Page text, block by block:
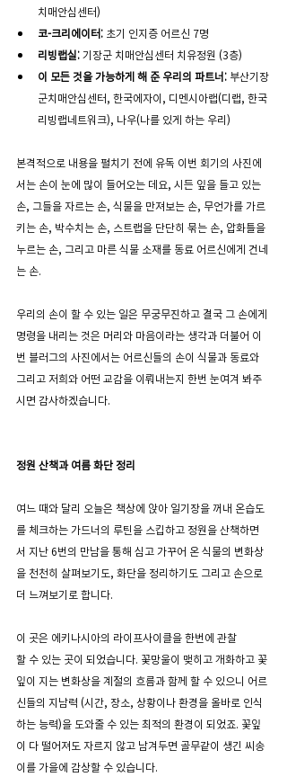
치매안심센터)
코-크리에이터: 초기 인지증 어르신 7명
리빙랩실: 기장군 치매안심센터 치유정원 (3층)
이 모든 것을 가능하게 해 준 우리의 파트너: 부산기장
군치매안심센터, 한국에자이, 디멘시아랩(디랩, 한국
리빙랩네트워크), 나우(나를 있게 하는 우리)
본격적으로 내용을 펼치기 전에 유독 이번 회기의 사진에
서는 손이 눈에 많이 들어오는 데요, 시든 잎을 들고 있는
손, 그들을 자르는 손, 식물을 만져보는 손, 무언가를 가르
키는 손, 박수치는 손, 스트랩을 단단히 묶는 손, 압화틀을
누르는 손, 그리고 마른 식물 소재를 동료 어르신에게 건네
는 손.
우리의 손이 할 수 있는 일은 무궁무진하고 결국 그 손에게
명령을 내리는 것은 머리와 마음이라는 생각과 더불어 이
번 블러그의 사진에서는 어르신들의 손이 식물과 동료와
그리고 저희와 어떤 교감을 이뤄내는지 한번 눈여겨 봐주
시면 감사하겠습니다.
정원 산책과 여름 화단 정리
여느 때와 달리 오늘은 책상에 앉아 일기장을 꺼내 온습도
를 체크하는 가드너의 루틴을 스킵하고 정원을 산책하면
서 지난 6번의 만남을 통해 심고 가꾸어 온 식물의 변화상
을 천천히 살펴보기도, 화단을 정리하기도 그리고 손으로
더 느껴보기로 합니다.
이 곳은 에키나시아의 라이프사이클을 한번에 관찰
할 수 있는 곳이 되었습니다. 꽃망울이 맺히고 개화하고 꽃
잎이 지는 변화상을 계절의 흐름과 함께 할 수 있으니 어르
신들의 지남력 (시간, 장소, 상황이나 환경을 올바로 인식
하는 능력)을 도와줄 수 있는 최적의 환경이 되었죠. 꽃잎
이 다 떨어져도 자르지 않고 남겨두면 골무같이 생긴 씨송
이를 가을에 감상할 수 있습니다.